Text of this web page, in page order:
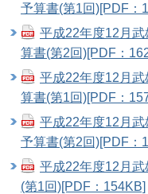
予算書(第1回)[PDF：
平成22年度12月
算書(第2回)[PDF：
平成22年度12月
算書(第1回)[PDF：
平成22年度12月
予算書(第2回)[PDF：
平成22年度12月
(第1回)[PDF：154KB]